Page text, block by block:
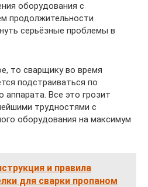
оборудования с
продолжительности
серьёзные проблемы в
то сварщику во время
подстраиваться по
Все это грозит
трудностями с
оборудования на максимум
и правила
для сварки пропаном